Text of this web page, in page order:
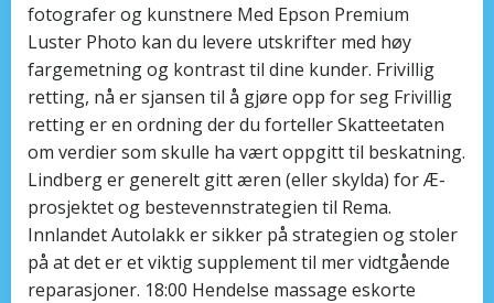
fotografer og kunstnere Med Epson Premium
Luster Photo kan du levere utskrifter med høy
fargemetning og kontrast til dine kunder. Frivillig
retting, nå er sjansen til å gjøre opp for seg Frivillig
retting er en ordning der du forteller Skatteetaten
om verdier som skulle ha vært oppgitt til beskatning.
Lindberg er generelt gitt æren (eller skylda) for Æ-
prosjektet og bestevennstrategien til Rema.
Innlandet Autolakk er sikker på strategien og stoler
på at det er et viktig supplement til mer vidtgående
reparasjoner. 18:00 Hendelse massage eskorte